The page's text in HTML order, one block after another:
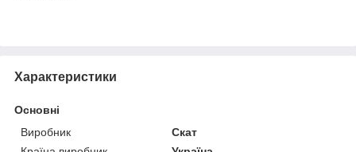
Характеристики
Основні
Виробник
Скат